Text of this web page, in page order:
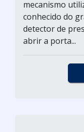
mecanismo
conhecido do
detector de
abrir a porta...